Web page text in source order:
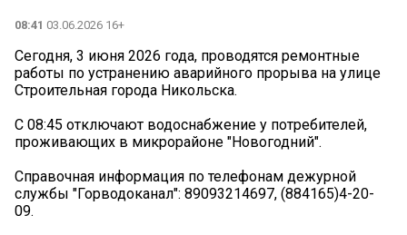
08:41 03.06.2026 16+
Сегодня, 3 июня 2026 года, проводятся ремонтные
работы по устранению аварийного прорыва на улице
Строительная города Никольска.
С 08:45 отключают водоснабжение у потребителей,
проживающих в микрорайоне "Новогодний".
Справочная информация по телефонам дежурной
службы "Горводоканал": 89093214697, (884165)4-20-
09.